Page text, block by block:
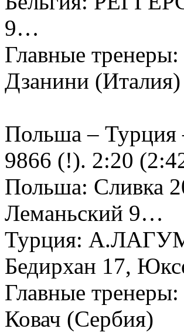
9…
Главные
Дзанини (Италия)
Польша – Турция
9866 (!). 2:20
Польша: Сливка
Леманьский 9…
Турция:
Бедирхан 17,
Главные
Ковач (Сербия)